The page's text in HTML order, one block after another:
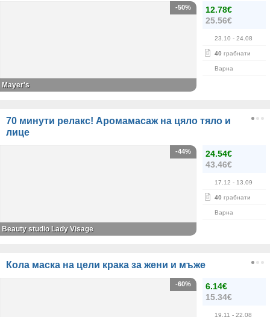
12.78€
25.56€
23.10 - 24.08
40 грабнати
Варна
-50%
Mayer's
70 минути релакс! Аромамасаж на цяло тяло и
лице
24.54€
43.46€
17.12 - 13.09
40 грабнати
Варна
-44%
Beauty studio Lady Visage
Кола маска на цели крака за жени и мъже
6.14€
15.34€
19.11 - 22.08
-60%